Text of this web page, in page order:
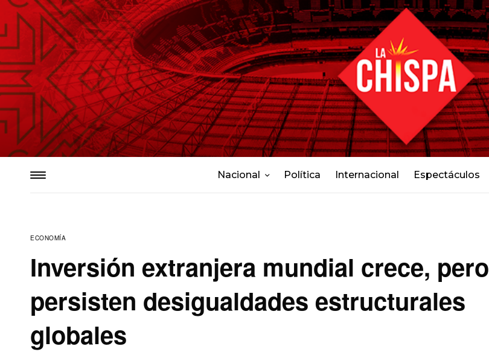
Nacional Política Internacional Espectáculos
ECONOMÍA
Inversión extranjera mundial crece, pero
persisten desigualdades estructurales
globales